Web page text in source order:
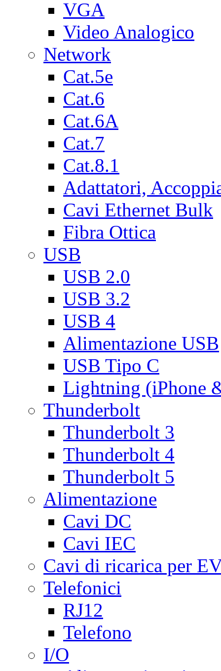
VGA
Video Analogico
Network
Cat.5e
Cat.6
Cat.6A
Cat.7
Cat.8.1
Adattatori,
Cavi Ethernet Bulk
Fibra Ottica
USB
USB 2.0
USB 3.2
USB 4
Alimentazione USB
USB Tipo C
Lightning (iPhone
Thunderbolt
Thunderbolt 3
Thunderbolt 4
Thunderbolt 5
Alimentazione
Cavi DC
Cavi IEC
Cavi di ricarica per
Telefonici
RJ12
Telefono
I/O